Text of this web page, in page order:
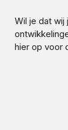
Wil je dat wij
hier op voor